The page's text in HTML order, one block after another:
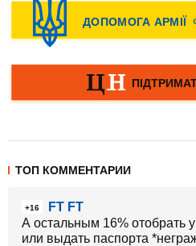
ТОП КОММЕНТАРИИ
+16
FT FT
А остальным 16% отобрать
или выдать паспорта